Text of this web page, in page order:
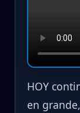
HOY
en